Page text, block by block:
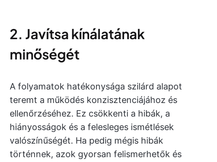
2. Javítsa kínálatának
minőségét
A folyamatok hatékonysága szilárd alapot
teremt a működés konzisztenciájához és
ellenőrzéséhez. Ez csökkenti a hibák, a
hiányosságok és a felesleges ismétlések
valószínűségét. Ha pedig mégis hibák
történnek, azok gyorsan felismerhetők és